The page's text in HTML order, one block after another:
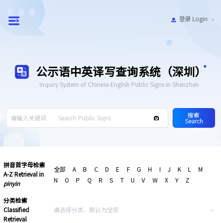
登录 Login
公示语中英译写查询系统（深圳）
Inquiry System of Chinese-English Public Signs in Shenzhen
搜索
Search
拼音首字母检索
A-Z Retrieval in
pinyin
全部 A B C D E F G H I J K L
M
N
O P Q R S T U V W X Y Z
分类检索
Classified
Retrieval